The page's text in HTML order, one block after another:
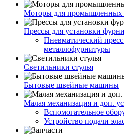
Моторы для
Прессы для установки
Пневматический
металлофурнитуры
Светильники стулья
Бытовые швейные машины
Малая механизация и доп.
Вспомогательное
Устройство подачи